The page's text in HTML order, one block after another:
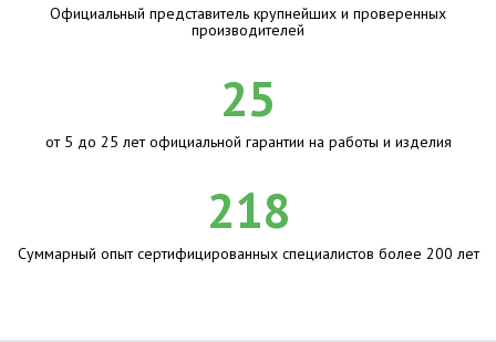
Официальный представитель крупнейших и проверенных
производителей
25
от 5 до 25 лет официальной гарантии на работы и изделия
218
Суммарный опыт сертифицированных специалистов более 200 лет